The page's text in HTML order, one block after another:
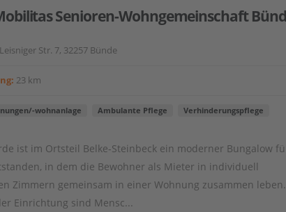
Senioren-Wohngemeinschaft
Leisniger Str. 7, 32257 Bünde
23 km
wohnanlage Ambulante Pflege Verhinderungspflege
ist im Ortsteil Belke-Steinbeck ein moderner Bungalow
in dem die Bewohner als Mieter in individuell
Zimmern gemeinsam in einer Wohnung zusammen leben.
Einrichtung sind Mensc...